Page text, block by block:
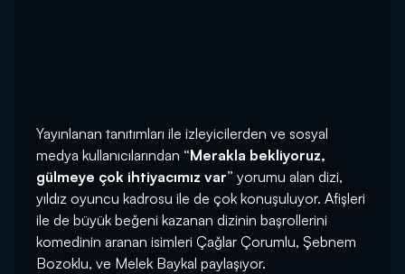
Yayınlanan tanıtımları ile izleyicilerden ve sosyal
medya kullanıcılarından “Merakla bekliyoruz,
gülmeye çok ihtiyacımız var” yorumu alan dizi,
yıldız oyuncu kadrosu ile de çok konuşuluyor. Afişleri
ile de büyük beğeni kazanan dizinin başrollerini
komedinin aranan isimleri Çağlar Çorumlu, Şebnem
Bozoklu, ve Melek Baykal paylaşıyor.